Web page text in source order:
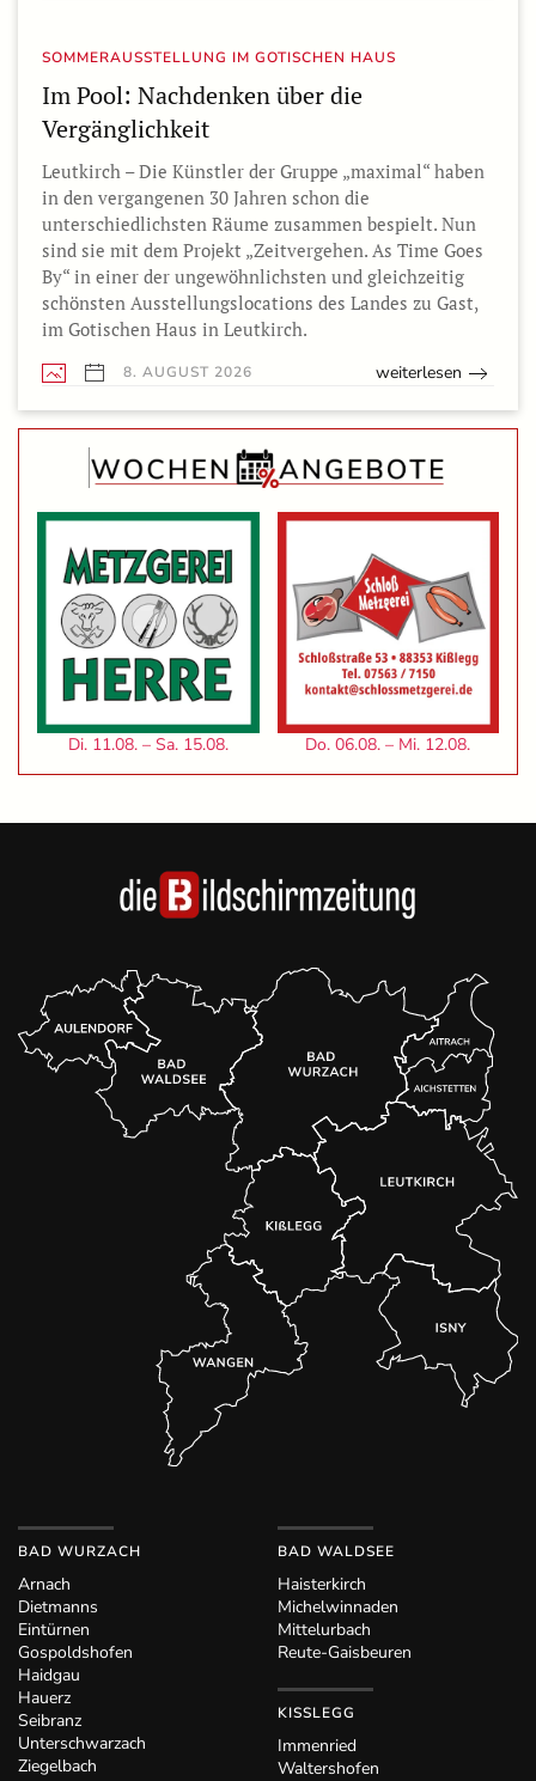
SOMMERAUSSTELLUNG IM GOTISCHEN HAUS
Im Pool: Nachdenken über die
Vergänglichkeit
Leutkirch – Die Künstler der Gruppe „maximal“ haben
in den vergangenen 30 Jahren schon die
unterschiedlichsten Räume zusammen bespielt. Nun
sind sie mit dem Projekt „Zeitvergehen. As Time Goes
By“ in einer der ungewöhnlichsten und gleichzeitig
schönsten Ausstellungslocations des Landes zu Gast,
im Gotischen Haus in Leutkirch.
8. AUGUST 2026 weiterlesen
Di. 11.08. – Sa. 15.08. Do. 06.08. – Mi. 12.08.
BAD WURZACH
Arnach
Dietmanns
Eintürnen
Gospoldshofen
Haidgau
Hauerz
Seibranz
Unterschwarzach
Ziegelbach
BAD WALDSEE
Haisterkirch
Michelwinnaden
Mittelurbach
Reute-Gaisbeuren
KISSLEGG
Immenried
Waltershofen